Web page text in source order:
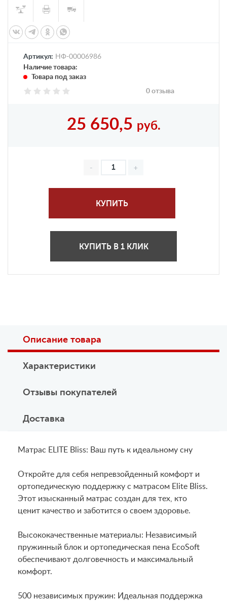
Артикул: НФ-00006986
Наличие товара:
Товара под заказ
0 отзыва
25 650,5 руб.
КУПИТЬ
КУПИТЬ В 1 КЛИК
Описание товара
Характеристики
Отзывы покупателей
Доставка
Матрас ELITE Bliss: Ваш путь к идеальному сну
Откройте для себя непревзойденный комфорт и
ортопедическую поддержку с матрасом Elite Bliss.
Этот изысканный матрас создан для тех, кто
ценит качество и заботится о своем здоровье.
Высококачественные материалы: Независимый
пружинный блок и ортопедическая пена EcoSoft
обеспечивают долговечность и максимальный
комфорт.
500 независимых пружин: Идеальная поддержка